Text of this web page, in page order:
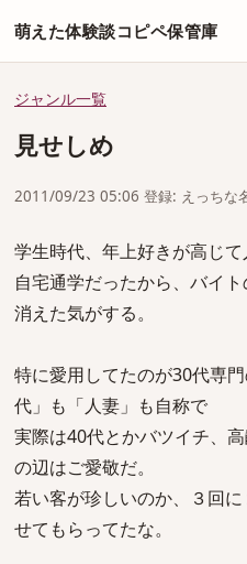
萌えた体験談コピペ保管庫
ジャンル一覧
見せしめ
2011/09/23 05:06 登録: えっちな
学生時代、年上好きが高じて
自宅通学だったから、バイ
消えた気がする。
特に愛用してたのが30代専
代」も「人妻」も自称で
実際は40代とかバツイチ、
の辺はご愛敬だ。
若い客が珍しいのか、３回
せてもらってたな。